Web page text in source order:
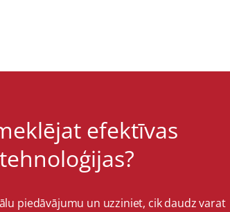
efektīvas
tehnoloģijas?
piedāvājumu un uzziniet, cik daudz varat